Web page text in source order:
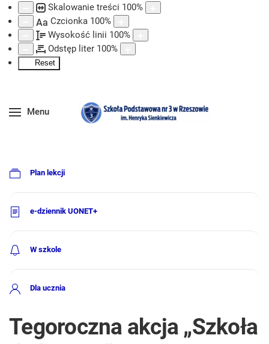
Skalowanie treści 100%
Aa Czcionka 100%
Wysokość linii 100%
Odstęp liter 100%
Reset
Menu
Plan lekcji
e-dziennik UONET+
W szkole
Dla ucznia
Tegoroczna akcja „Szkoła